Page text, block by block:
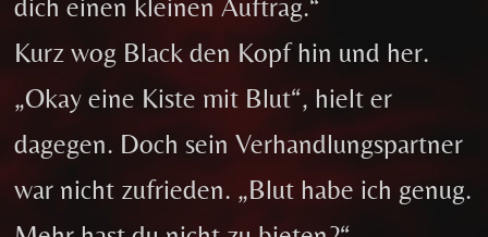
dich einen kleinen Auftrag.“
Kurz wog Black den Kopf hin und her.
„Okay eine Kiste mit Blut“, hielt er
dagegen. Doch sein Verhandlungspartner
war nicht zufrieden. „Blut habe ich genug.